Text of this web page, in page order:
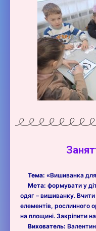
Тема: «Вишиванка
Мета: формувати у
одяг – вишиванку.
елементів, рослинного
на площині. Закріпити
Вихователь: